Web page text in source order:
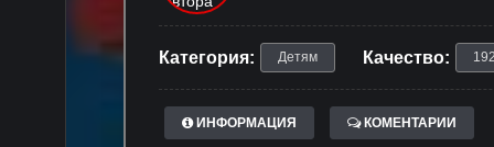
Категория: Детям Качество:
ИНФОРМАЦИЯ КОМЕНТАРИИ